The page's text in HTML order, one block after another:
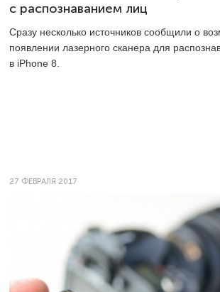
с распознаванием лиц
Сразу несколько источников сообщили о
появлении лазерного сканера для
в iPhone 8.
27 ФЕВРАЛЯ 2017